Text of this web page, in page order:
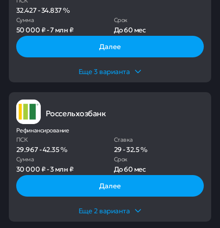
32.427-34.837%
Сумма
50 000 ₽-7 млн ₽
Срок
До60 мес
Далее
Еще3 варианта
Россельхозбанк
Рефинансирование
ПСК
29.967-42.35%
Ставка
29-32.5%
Сумма
30 000 ₽-3 млн ₽
Срок
До60 мес
Далее
Еще2 варианта